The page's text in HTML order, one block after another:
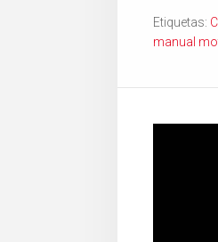
Etiquetas:
manual